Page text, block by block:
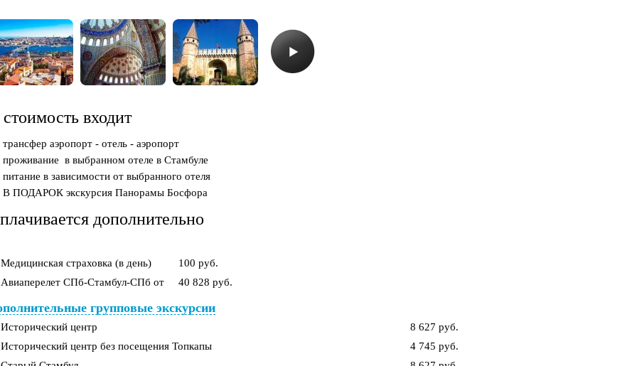
входит
трансфер аэропорт - отель - аэропорт
проживание в выбранном отеле в Стамбуле
питание в зависимости от выбранного отеля
В ПОДАРОК экскурсия Панорамы Босфора
дополнительно
страховка (в день)
100 руб.
СПб-Стамбул-СПб от
40 828 руб.
групповые экскурсии
центр
8 627 руб.
центр без посещения Топкапы
4 745 руб.